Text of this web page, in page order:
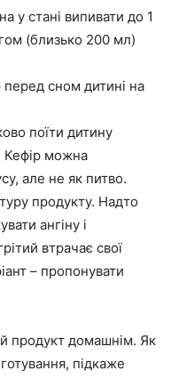
у стані випивати до 1
(близько 200 мл)
сном дитині на
поїти дитину
Кефір можна
але не як питво.
продукту. Надто
ангіну і
втрачає свої
– пропонувати
продукт домашнім. Як
підкаже